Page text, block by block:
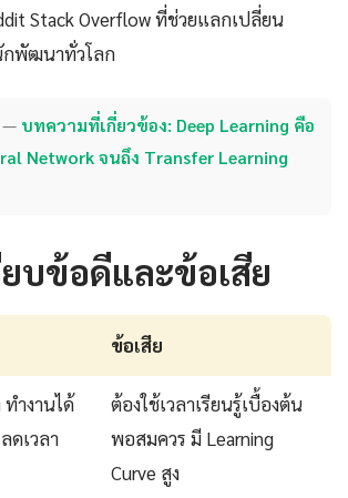
Stack Overflow ที่ช่วยแลกเปลี่ยน
พัฒนาทั่วโลก
— บทความที่เกี่ยวข้อง: Deep Learning คือ
Network จนถึง Transfer Learning
บข้อดีและข้อเสีย
ข้อเสีย
ำงานได้
ดเวลา
ต้องใช้เวลาเรียนรู้เบื้องต้น
พอสมควร มี Learning
Curve สูง